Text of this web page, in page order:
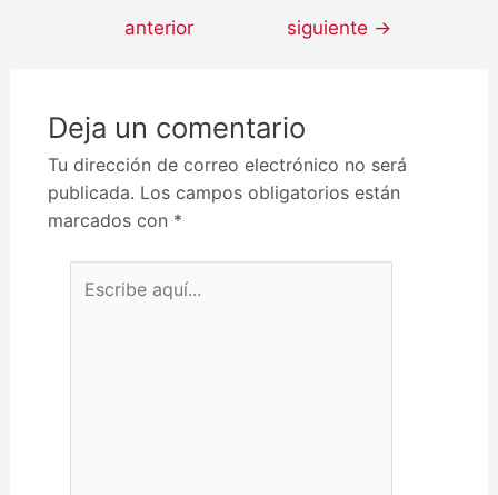
anterior siguiente →
Deja un comentario
Tu dirección de correo electrónico no será
publicada. Los campos obligatorios están
marcados con *